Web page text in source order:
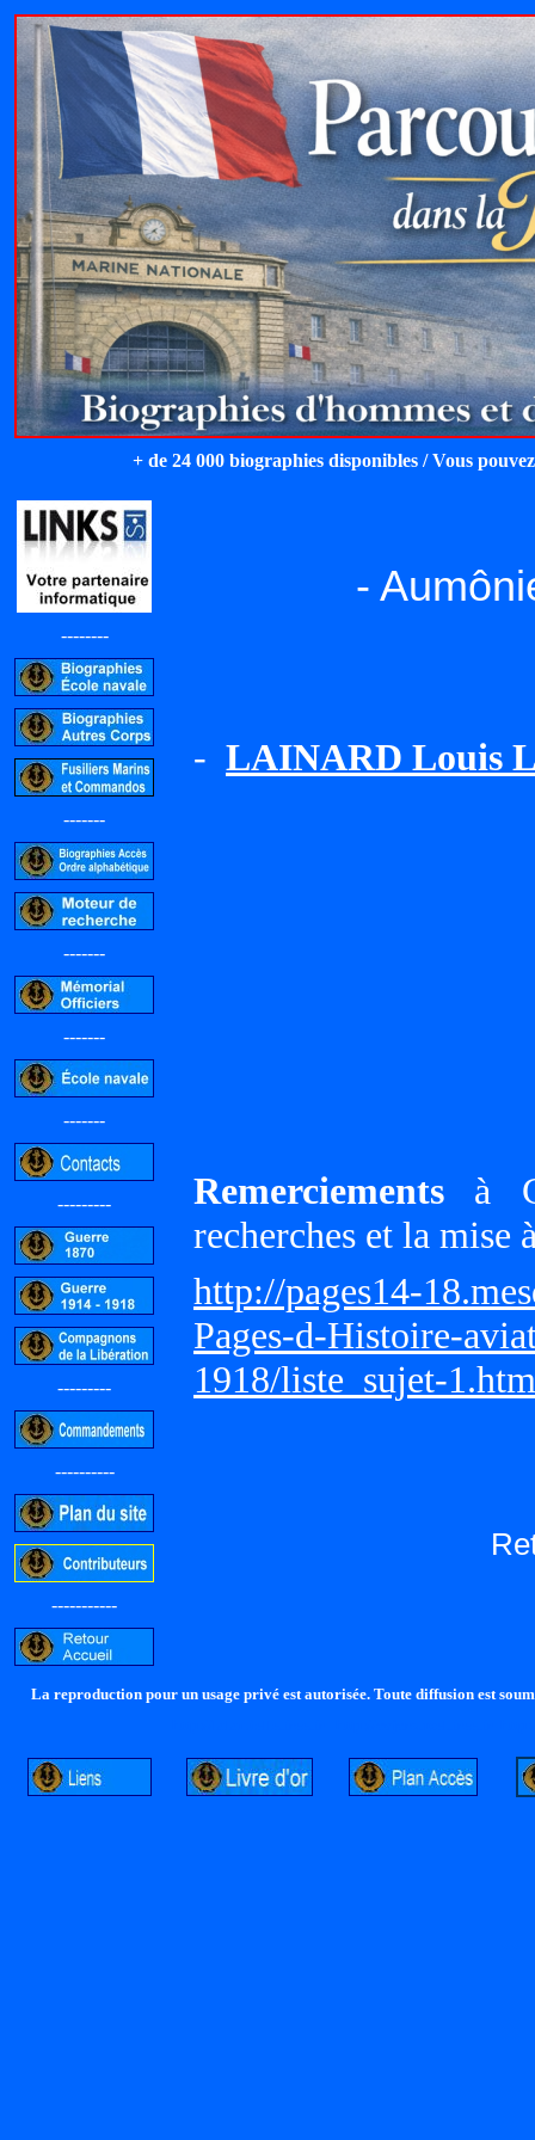
+ de 24 000 biographies disponibles / Vous
--------
-------
-------
-------
-------
---------
---------
----------
-----------
-
- LAINARD Louis
Remerciements à
recherches et la mise
http://pages14-
Pages-d-Histoire-
1918/liste_sujet-1.htm
La reproduction pour un usage privé est autorisée. Toute diffusion est